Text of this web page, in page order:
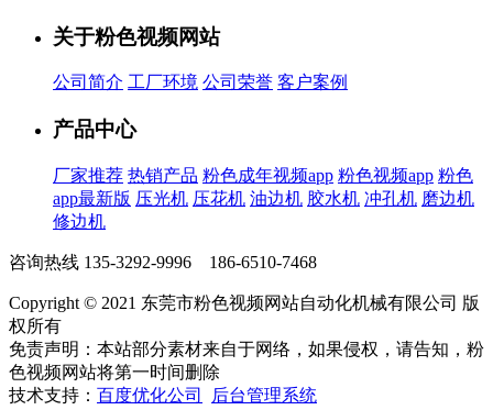
关于粉色视频网站
公司简介 工厂环境 公司荣誉 客户案例
产品中心
厂家推荐 热销产品 粉色成年视频app 粉色视频app 粉色
app最新版 压光机 压花机 油边机 胶水机 冲孔机 磨边机
修边机
咨询热线 135-3292-9996 186-6510-7468
Copyright © 2021 东莞市粉色视频网站自动化机械有限公司 版
权所有
免责声明：本站部分素材来自于网络，如果侵权，请告知，粉
色视频网站将第一时间删除
技术支持： 百度优化公司 后台管理系统